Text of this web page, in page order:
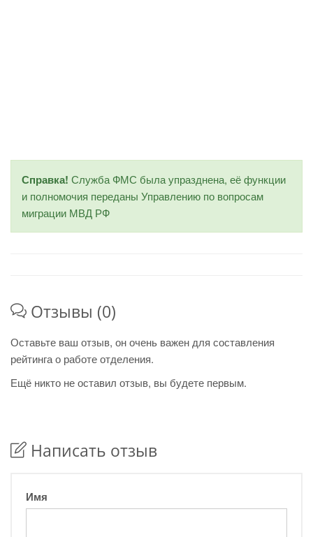
Справка! Служба ФМС была упразднена, её функции
и полномочия переданы Управлению по вопросам
миграции МВД РФ
Отзывы (0)
Оставьте ваш отзыв, он очень важен для составления
рейтинга о работе отделения.
Ещё никто не оставил отзыв, вы будете первым.
Написать отзыв
Имя